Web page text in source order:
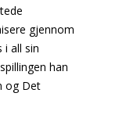
gjennom
i all sin
han
og Det